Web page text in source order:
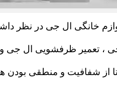
خانگی ال جی در نظر
، تعمیر ظرفشویی ال جی و
از شفافیت و منطقی بودن